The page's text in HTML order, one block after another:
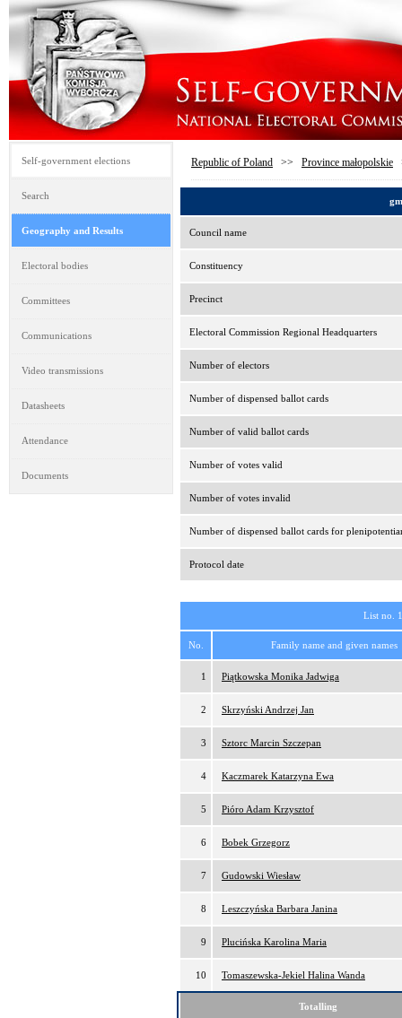
Self-government elections
Search
Geography and Results
Electoral bodies
Committees
Communications
Video transmissions
Datasheets
Attendance
Documents
Republic of Poland >> Province małopolskie
Council name
Constituency
Precinct
Electoral Commission Regional Headquarters
Number of electors
Number of dispensed ballot cards
Number of valid ballot cards
Number of votes valid
Number of votes invalid
Number of dispensed ballot cards for
Protocol date
List no.
No. Family name and given names
1 Piątkowska Monika Jadwiga
2 Skrzyński Andrzej Jan
3 Sztorc Marcin Szczepan
4 Kaczmarek Katarzyna Ewa
5 Pióro Adam Krzysztof
6 Bobek Grzegorz
7 Gudowski Wiesław
8 Leszczyńska Barbara Janina
9 Plucińska Karolina Maria
10 Tomaszewska-Jekiel Halina Wanda
Totalling